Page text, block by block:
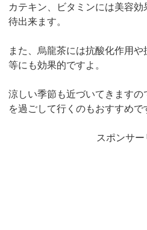
カテキン、ビタミンには美容
待出来ます。
また、烏龍茶には抗酸化作用
等にも効果的ですよ。
涼しい季節も近づいてきますの
を過ごして行くのもおすすめで
スポンサー